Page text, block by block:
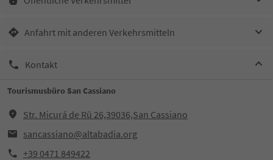
Anfahrt mit anderen Verkehrsmitteln
Kontakt
Tourismusbüro San Cassiano
Str. Micurá de Rü 26,39036,San Cassiano
sancassiano@altabadia.org
+39 0471 849422